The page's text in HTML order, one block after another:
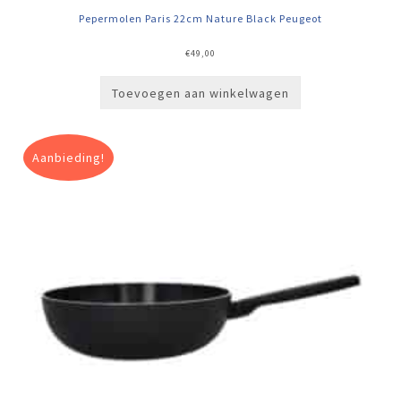
Pepermolen Paris 22cm Nature Black Peugeot
€49,00
Toevoegen aan winkelwagen
Aanbieding!